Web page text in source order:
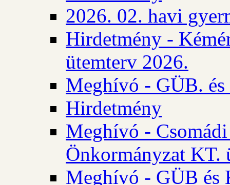
2026. 02. havi
Hirdetmény -
ütemterv 2026.
Meghívó - GÜB.
Hirdetmény
Meghívó -
Önkormányzat KT.
Meghívó - GÜB és